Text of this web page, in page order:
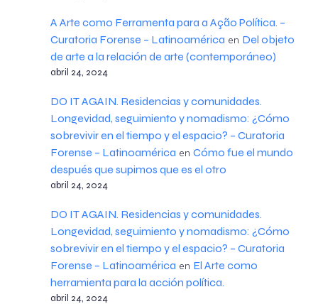
A Arte como Ferramenta para a Ação Política. –
Curatoria Forense – Latinoamérica en Del objeto
de arte a la relación de arte (contemporáneo)
abril 24, 2024
DO IT AGAIN. Residencias y comunidades.
Longevidad, seguimiento y nomadismo: ¿Cómo
sobrevivir en el tiempo y el espacio? – Curatoria
Forense – Latinoamérica en Cómo fue el mundo
después que supimos que es el otro
abril 24, 2024
DO IT AGAIN. Residencias y comunidades.
Longevidad, seguimiento y nomadismo: ¿Cómo
sobrevivir en el tiempo y el espacio? – Curatoria
Forense – Latinoamérica en El Arte como
herramienta para la acción política.
abril 24, 2024